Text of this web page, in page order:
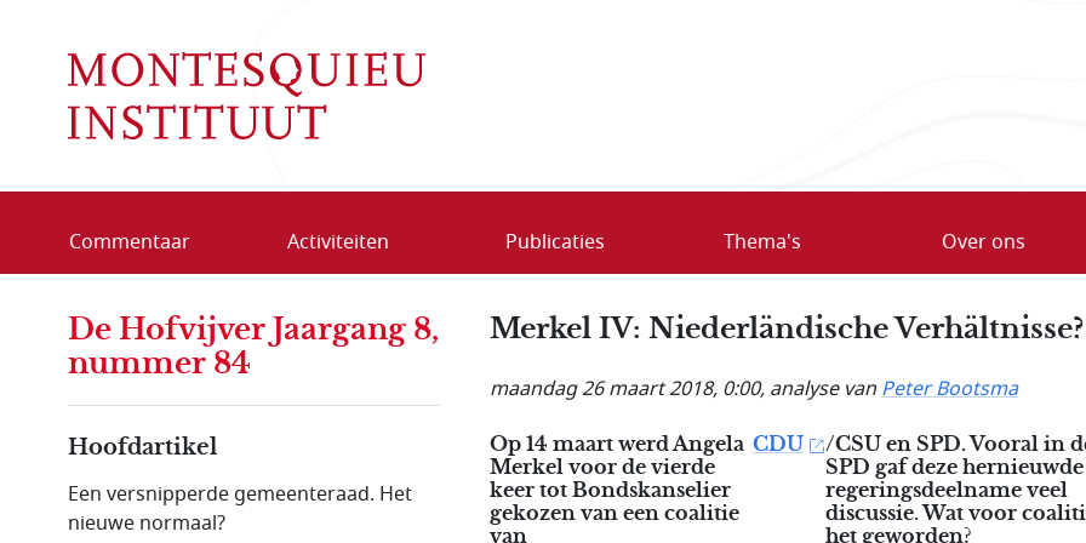
Commentaar Activiteiten Publicaties Thema's Over ons
Merkel IV: Niederländische Verhältnisse?
maandag 26 maart 2018, 0:00, analyse vanPeter Bootsma
Op 14 maart werd Angela
Merkel voor de vierde
keer tot Bondskanselier
gekozen van een coalitie
van
CDU
/CSU en SPD. Vooral in
SPD gaf deze hernieuwde
regeringsdeelname veel
discussie. Wat voor
het geworden?
De Hofvijver Jaargang 8,
nummer 84
Hoofdartikel
Een versnipperde gemeenteraad. Het
nieuwe normaal?